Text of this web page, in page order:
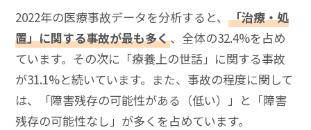
2022年の医療事故データを分析すると、「治療・処
置」に関する事故が最も多く、全体の32.4%を占め
ています。その次に「療養上の世話」に関する事故
が31.1%と続いています。また、事故の程度に関して
は、「障害残存の可能性がある（低い）」と「障害
残存の可能性なし」が多くを占めています。